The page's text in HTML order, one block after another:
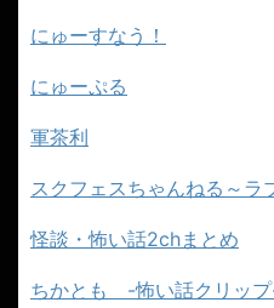
にゅーすなう！
にゅーぷる
軍茶利
スクフェスちゃんねる～ラ
怪談・怖い話2chまとめ
ちかとも -怖い話クリッ